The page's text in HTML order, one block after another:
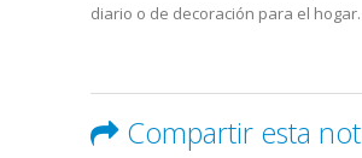
diario o de decoración para el hogar.
Compartir esta